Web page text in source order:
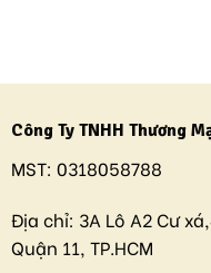
Công Ty TNHH Thương
MST: 0318058788
Địa chỉ: 3A Lô A2 Cư
Quận 11, TP.HCM